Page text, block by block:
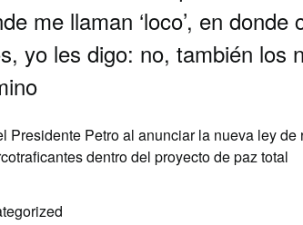
me llaman ‘loco’, en
yo les digo: no, también los
Presidente Petro al anunciar la nueva ley
dentro del proyecto de paz total